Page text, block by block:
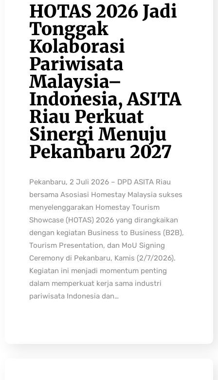
HOTAS 2026 Jadi
Tonggak
Kolaborasi
Pariwisata
Malaysia–
Indonesia, ASITA
Riau Perkuat
Sinergi Menuju
Pekanbaru 2027
Pekanbaru, 2 Juli 2026 – DPD ASITA Riau
bersama Asosiasi Homestay Malaysia sukses
menyelenggarakan Homestay Tourism
Showcase (HOTAS) 2026 yang dirangkaikan
dengan kegiatan Business to Business (B2B),
Tourism Presentation, dan MoU Signing
Ceremony di Pekanbaru, Kamis (2/7/2026).
Kegiatan ini menjadi momentum penting
dalam memperkuat kerja sama industri
pariwisata Indonesia dan…